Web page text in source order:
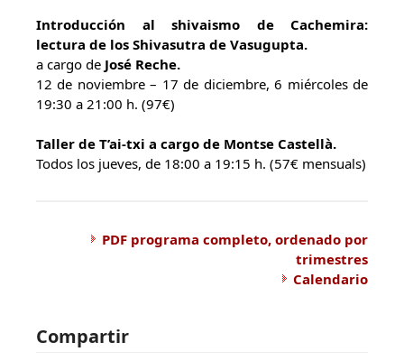
Introducción al shivaismo de Cachemira:
lectura de los Shivasutra de Vasugupta.
a cargo de José Reche.
12 de noviembre – 17 de diciembre, 6 miércoles de
19:30 a 21:00 h. (97€)
Taller de T’ai-txi a cargo de Montse Castellà.
Todos los jueves, de 18:00 a 19:15 h. (57€ mensuals)
PDF programa completo, ordenado por
trimestres
Calendario
Compartir